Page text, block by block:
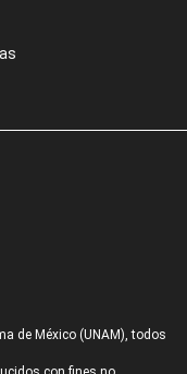
de México (UNAM), todos